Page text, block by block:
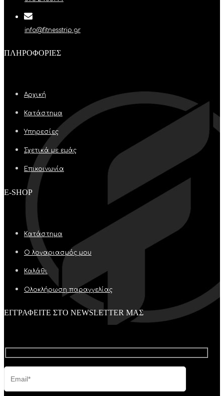
info@fitnesstrip.gr
ΠΛΗΡΟΦΟΡΊΕΣ
Αρχική
Κατάστημα
Υπηρεσίες
Σχετικά με εμάς
Επικοινωνία
E-SHOP
Κατάστημα
Ο λογαριασμός μου
Καλάθι
Ολοκλήρωση παραγγελίας
ΕΓΓΡΑΦΕΙΤΕ ΣΤΟ NEWSLETTER ΜΑΣ